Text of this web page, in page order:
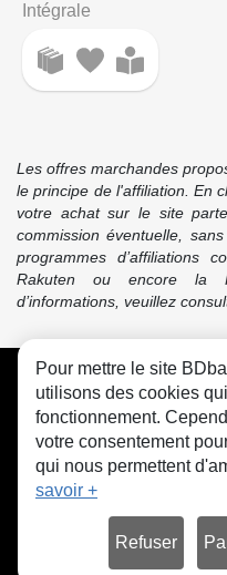
Intégrale
Les offres marchandes
le principe de l'affiliation. En
votre achat sur le site
commission éventuelle,
programmes d’affiliations
Rakuten ou encore la
d’informations, veuillez
CGU FAQ
Pour mettre le site
utilisons des cookies
fonctionnement.
votre consentement
qui nous permettent
savoir +
Refuser